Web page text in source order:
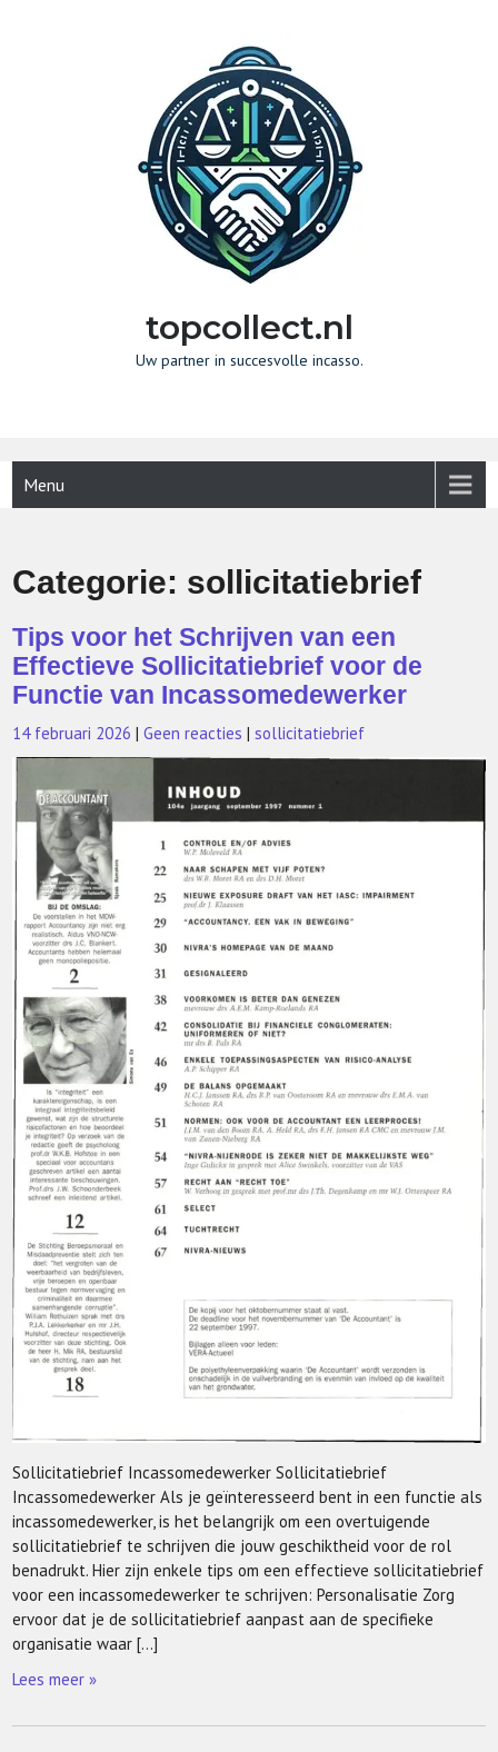
topcollect.nl
Uw partner in succesvolle incasso.
Menu
Categorie: sollicitatiebrief
Tips voor het Schrijven van een
Effectieve Sollicitatiebrief voor de
Functie van Incassomedewerker
14 februari 2026 |Geen reacties |sollicitatiebrief
Sollicitatiebrief Incassomedewerker Sollicitatiebrief
Incassomedewerker Als je geïnteresseerd bent in een functie als
incassomedewerker, is het belangrijk om een overtuigende
sollicitatiebrief te schrijven die jouw geschiktheid voor de rol
benadrukt. Hier zijn enkele tips om een effectieve sollicitatiebrief
voor een incassomedewerker te schrijven: Personalisatie Zorg
ervoor dat je de sollicitatiebrief aanpast aan de specifieke
organisatie waar […]
Lees meer »